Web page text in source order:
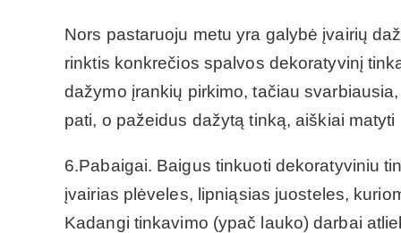
Nors pastaruoju metu yra galybė įvairių
rinktis konkrečios spalvos dekoratyvinį
dažymo įrankių pirkimo, tačiau
pati, o pažeidus dažytą tinką, aiškiai
6.Pabaigai. Baigus tinkuoti dekoratyviniu
įvairias plėveles, lipniąsias juosteles,
Kadangi tinkavimo (ypač lauko) darbai